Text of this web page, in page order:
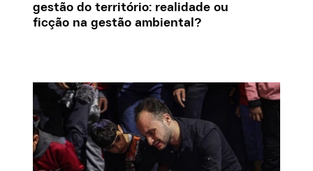
gestão do território: realidade ou
ficção na gestão ambiental?